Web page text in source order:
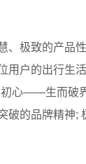
、极致的产品
用户的出行生
初心——生而破
破的品牌精神;